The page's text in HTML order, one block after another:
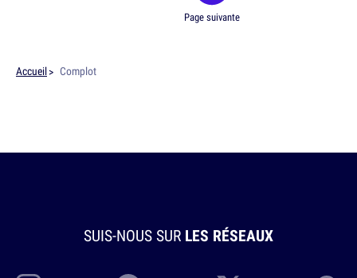
Page suivante
Accueil Complot
SUIS-NOUS SUR LES RÉSEAUX